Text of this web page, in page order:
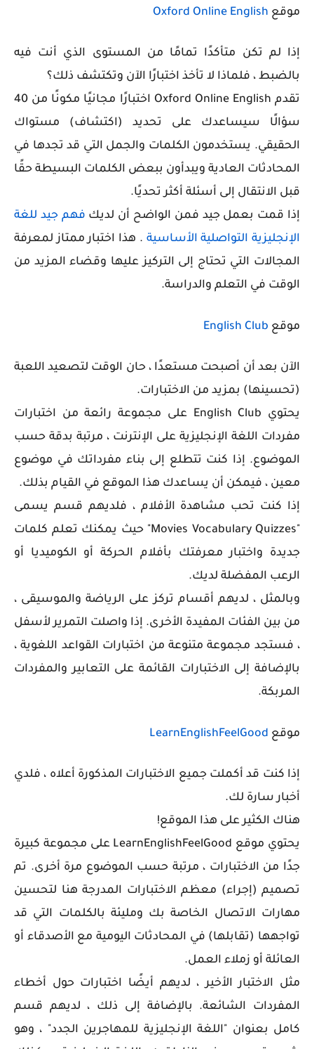
موقع Oxford Online English
إذا لم تكن متأكدًا تمامًا من المستوى الذي أنت فيه
بالضبط ، فلماذا لا تأخذ اختبارًا الآن وتكتشف ذلك؟
تقدم Oxford Online English اختبارًا مجانيًا مكونًا من 40
سؤالًا سيساعدك على تحديد (اكتشاف) مستواك
الحقيقي. يستخدمون الكلمات والجمل التي قد تجدها في
المحادثات العادية ويبدأون ببعض الكلمات البسيطة حقًا
قبل الانتقال إلى أسئلة أكثر تحديًا.
إذا قمت بعمل جيد فمن الواضح أن لديك فهم جيد للغة
الإنجليزية التواصلية الأساسية . هذا اختبار ممتاز لمعرفة
المجالات التي تحتاج إلى التركيز عليها وقضاء المزيد من
الوقت في التعلم والدراسة.
موقع English Club
الآن بعد أن أصبحت مستعدًا ، حان الوقت لتصعيد اللعبة
(تحسينها) بمزيد من الاختبارات.
يحتوي English Club على مجموعة رائعة من اختبارات
مفردات اللغة الإنجليزية على الإنترنت ، مرتبة بدقة حسب
الموضوع. إذا كنت تتطلع إلى بناء مفرداتك في موضوع
معين ، فيمكن أن يساعدك هذا الموقع في القيام بذلك.
إذا كنت تحب مشاهدة الأفلام ، فلديهم قسم يسمى
"Movies Vocabulary Quizzes" حيث يمكنك تعلم كلمات
جديدة واختبار معرفتك بأفلام الحركة أو الكوميديا ​​أو
الرعب المفضلة لديك.
وبالمثل ، لديهم أقسام تركز على الرياضة والموسيقى ،
من بين الفئات المفيدة الأخرى. إذا واصلت التمرير لأسفل
، فستجد مجموعة متنوعة من اختبارات القواعد اللغوية ،
بالإضافة إلى الاختبارات القائمة على التعابير والمفردات
المربكة.
موقع LearnEnglishFeelGood
إذا كنت قد أكملت جميع الاختبارات المذكورة أعلاه ، فلدي
أخبار سارة لك.
هناك الكثير على هذا الموقع!
يحتوي موقع LearnEnglishFeelGood على مجموعة كبيرة
جدًا من الاختبارات ، مرتبة حسب الموضوع مرة أخرى. تم
تصميم (إجراء) معظم الاختبارات المدرجة هنا لتحسين
مهارات الاتصال الخاصة بك ومليئة بالكلمات التي قد
تواجهها (تقابلها) في المحادثات اليومية مع الأصدقاء أو
العائلة أو زملاء العمل.
مثل الاختبار الأخير ، لديهم أيضًا اختبارات حول أخطاء
المفردات الشائعة. بالإضافة إلى ذلك ، لديهم قسم
كامل بعنوان "اللغة الإنجليزية للمهاجرين الجدد" ، وهو